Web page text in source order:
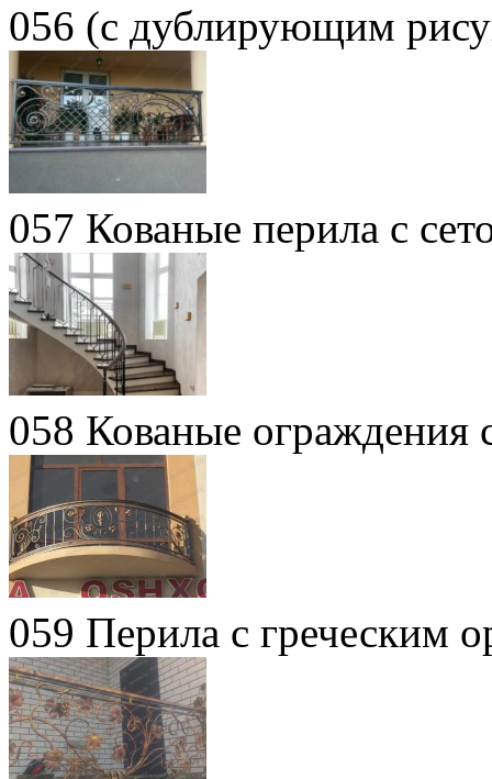
056 (с дублирующим
057 Кованые перила с
058 Кованые ограждения
059 Перила с греческим